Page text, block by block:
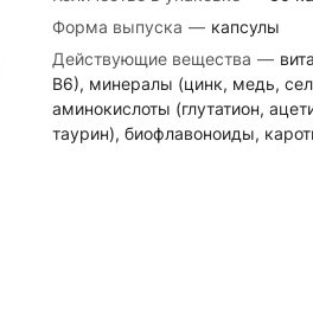
Форма выпуска — капсулы
Действующие вещества —
В6), минералы (цинк, медь,
аминокислоты (глутатион,
таурин), биофлавоноиды,